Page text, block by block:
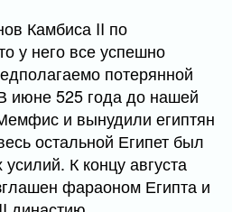
Камбиса II по
у него все успешно
потерянной
июне 525 года до нашей
и вынудили египтян
остальной Египет был
К концу августа
фараоном Египта и